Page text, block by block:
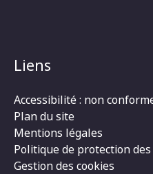
Liens
Accessibilité : non
Plan du site
Mentions légales
Politique de protection
Gestion des cookies